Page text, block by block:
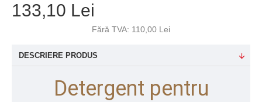
133,10 Lei
Fără TVA: 110,00 Lei
DESCRIERE PRODUS
Detergent pentru